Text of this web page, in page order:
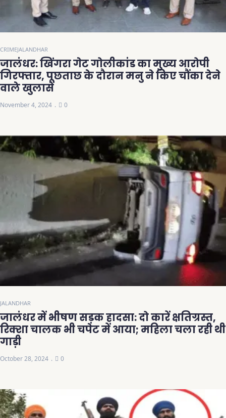
CRIMEJALANDHAR
जालंधर: खिंगरा गेट गोलीकांड का मुख्य आरोपी
गिरफ्तार, पूछताछ के दौरान मनु ने किए चौंका देने
वाले खुलासे
November 4, 2024 0
JALANDHAR
जालंधर में भीषण सड़क हादसा: दो कारें क्षतिग्रस्त,
रिक्शा चालक भी चपेट में आया; महिला चला रही थी
गाड़ी
October 28, 2024 0